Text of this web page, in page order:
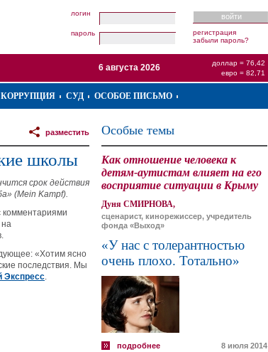
логин
пароль
регистрация
забыли пароль?
доллар = 76,42
евро = 82,71
6 августа 2026
КОРРУПЦИЯ СУД ОСОБОЕ ПИСЬМО
разместить
школы
срок действия
(Mein Kampf).
комментариями
на
«Хотим ясно
последствия. Мы
Экспресс.
Особые темы
Как отношение человека к
детям-аутистам влияет на его
восприятие ситуации в Крыму
Дуня СМИРНОВА,
сценарист, кинорежиссер, учредитель
фонда «Выход»
«У нас с толерантностью
очень плохо. Тотально»
подробнее 8 июля 2014